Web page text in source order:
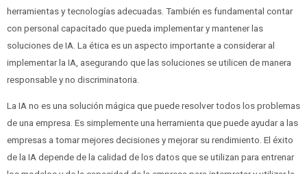
herramientas y tecnologías adecuadas. También es fundamental contar
con personal capacitado que pueda implementar y mantener las
soluciones de IA. La ética es un aspecto importante a considerar al
implementar la IA, asegurando que las soluciones se utilicen de manera
responsable y no discriminatoria.
La IA no es una solución mágica que puede resolver todos los problemas
de una empresa. Es simplemente una herramienta que puede ayudar a las
empresas a tomar mejores decisiones y mejorar su rendimiento. El éxito
de la IA depende de la calidad de los datos que se utilizan para entrenar